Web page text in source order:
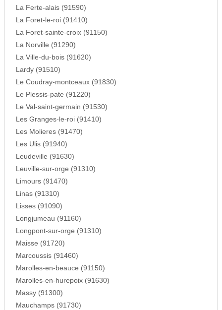
La Ferte-alais (91590)
La Foret-le-roi (91410)
La Foret-sainte-croix (91150)
La Norville (91290)
La Ville-du-bois (91620)
Lardy (91510)
Le Coudray-montceaux (91830)
Le Plessis-pate (91220)
Le Val-saint-germain (91530)
Les Granges-le-roi (91410)
Les Molieres (91470)
Les Ulis (91940)
Leudeville (91630)
Leuville-sur-orge (91310)
Limours (91470)
Linas (91310)
Lisses (91090)
Longjumeau (91160)
Longpont-sur-orge (91310)
Maisse (91720)
Marcoussis (91460)
Marolles-en-beauce (91150)
Marolles-en-hurepoix (91630)
Massy (91300)
Mauchamps (91730)